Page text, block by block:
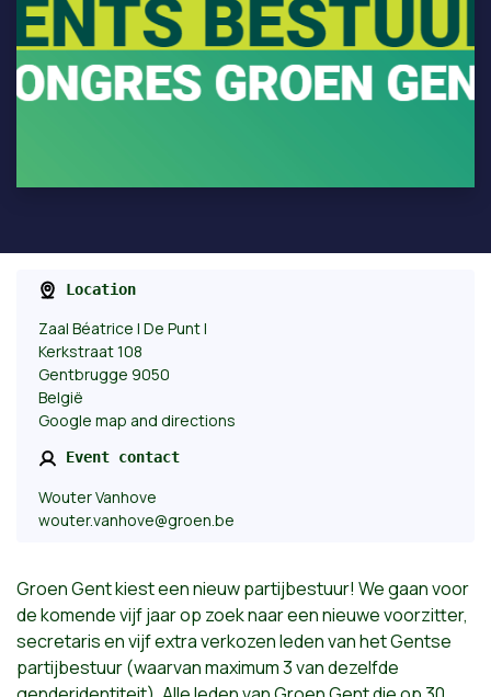
Location
Zaal Béatrice | De Punt |
Kerkstraat 108
Gentbrugge 9050
België
Google map and directions
Event contact
Wouter Vanhove
wouter.vanhove@groen.be
Groen Gent kiest een nieuw partijbestuur! We gaan voor
de komende vijf jaar op zoek naar een nieuwe voorzitter,
secretaris en vijf extra verkozen leden van het Gentse
partijbestuur (waarvan maximum 3 van dezelfde